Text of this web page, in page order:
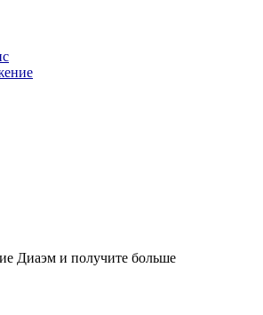
Диаэм и получите больше